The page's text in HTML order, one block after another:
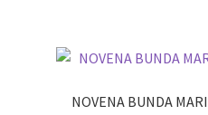
NOVENA BUNDA